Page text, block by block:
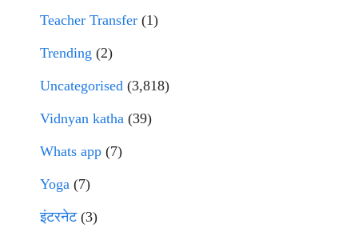
Teacher Transfer (1)
Trending (2)
Uncategorised (3,818)
Vidnyan katha (39)
Whats app (7)
Yoga (7)
इंटरनेट(3)